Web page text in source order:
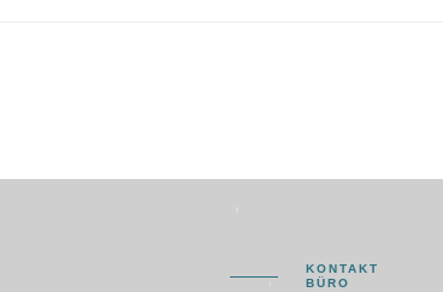
KONTAKT
BÜRO